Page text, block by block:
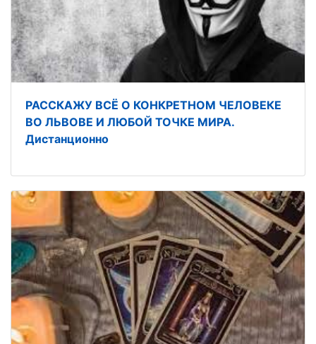
РАССКАЖУ ВСЁ О КОНКРЕТНОМ ЧЕЛОВЕКЕ
ВО ЛЬВОВЕ И ЛЮБОЙ ТОЧКЕ МИРА.
Дистанционно